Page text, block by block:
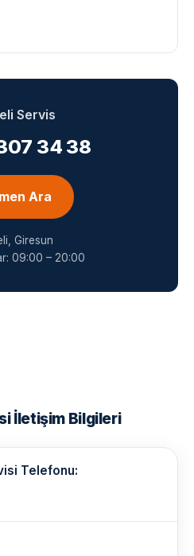
Servis
34 38
Ara
Giresun
09:00 – 20:00
İletişim Bilgileri
Telefonu: